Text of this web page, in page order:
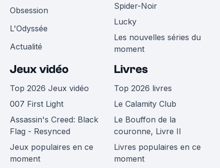
Obsession
L'Odyssée
Actualité
Spider-Noir
Lucky
Les nouvelles séries du
moment
Jeux vidéo
Top 2026 Jeux vidéo
007 First Light
Assassin's Creed: Black
Flag - Resynced
Jeux populaires en ce
moment
Livres
Top 2026 livres
Le Calamity Club
Le Bouffon de la
couronne, Livre II
Livres populaires en ce
moment